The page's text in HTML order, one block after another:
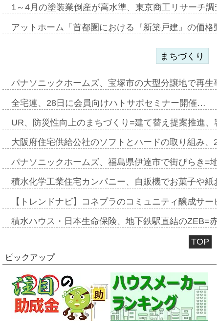
1～4月の塗装業倒産が高水準、東京商工リサーチ
アットホーム「首都圏における『新築戸建』の価
まちづくり
パナソニックホームズ、宝塚市の大型分譲地で再
全宅連、28日に会員向けハトサポセミナー開催…
UR、防災性向上のまちづくり=建て替え提案推進
大阪府住宅供給公社のソフトとハードの取り組み
パナソニックホームズ、福島県伊達市で街びらき=
積水化学工業住宅カンパニー、自販機でお菓子や
【トレンドナビ】コネプラのコミュニティ醸成サ
積水ハウス・日本生命保険、地下鉄駅直結のZEB=
TOP
ピックアップ